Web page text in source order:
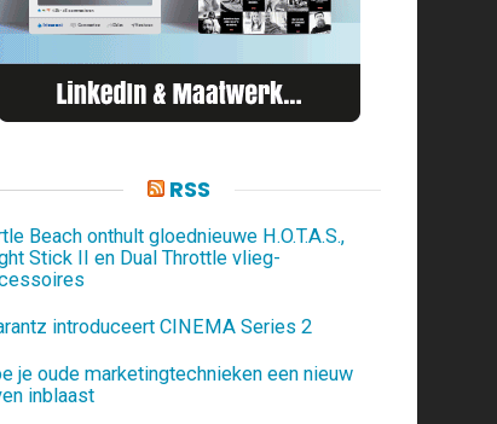
RSS
Beach onthult gloednieuwe H.O.T.A.S.,
Stick II en Dual Throttle vlieg-
introduceert CINEMA Series 2
je oude marketingtechnieken een nieuw
inblaast